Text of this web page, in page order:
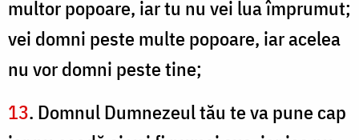
multor popoare, iar tu nu vei lua împrumut;
vei domni peste multe popoare, iar acelea
nu vor domni peste tine;
13. Domnul Dumnezeul tău te va pune cap